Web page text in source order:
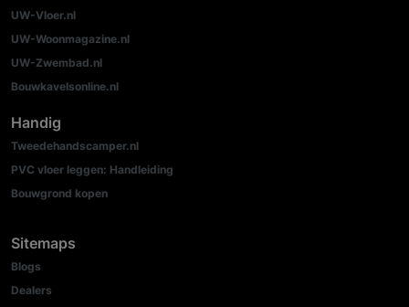
UW-Vloer.nl
UW-Woonmagazine.nl
UW-Zwembad.nl
Bouwkavelsonline.nl
Handig
Tweedehandscamper.nl
PVC vloer leggen: Handleiding
Bouwgrond kopen
Sitemaps
Blogs
Dealers